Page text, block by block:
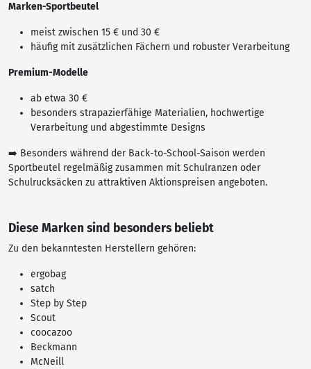
Marken-Sportbeutel
meist zwischen 15 € und 30 €
häufig mit zusätzlichen Fächern und robuster Verarbeitung
Premium-Modelle
ab etwa 30 €
besonders strapazierfähige Materialien, hochwertige
Verarbeitung und abgestimmte Designs
➡️ Besonders während der Back-to-School-Saison werden
Sportbeutel regelmäßig zusammen mit Schulranzen oder
Schulrucksäcken zu attraktiven Aktionspreisen angeboten.
Diese Marken sind besonders beliebt
Zu den bekanntesten Herstellern gehören:
ergobag
satch
Step by Step
Scout
coocazoo
Beckmann
McNeill